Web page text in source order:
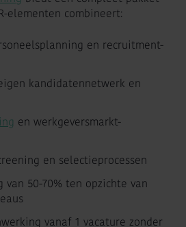
elementen combineert:
en recruitment-
kandidatennetwerk en
en werkgeversmarkt-
en selectieprocessen
van 50-70% ten opzichte van
vanaf 1 vacature zonder